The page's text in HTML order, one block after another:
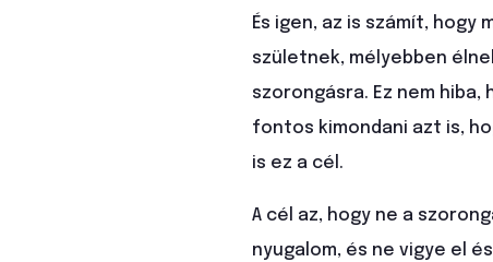
És igen, az is számít, hogy
születnek, mélyebben
szorongásra. Ez nem
fontos kimondani azt is,
is ez a cél.
A cél az, hogy ne a
nyugalom, és ne vigye el